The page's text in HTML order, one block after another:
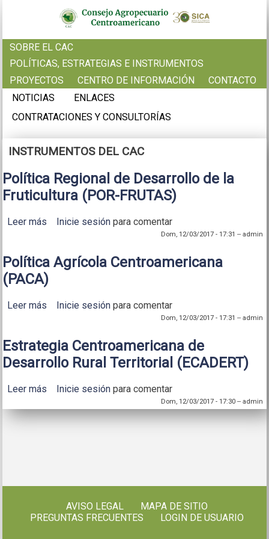
Pasar al contenido principal
SOBRE EL CAC
POLÍTICAS, ESTRATEGIAS E INSTRUMENTOS
PROYECTOS
CENTRO DE INFORMACIÓN
CONTACTO
NOTICIAS
ENLACES
CONTRATACIONES Y CONSULTORÍAS
INSTRUMENTOS DEL CAC
Política Regional de Desarrollo de la
Fruticultura (POR-FRUTAS)
Leer más sobre Política Regional de Desarrollo de la
Inicie sesión para comentar
Dom, 12/03/2017 - 17:31 -- admin
Política Agrícola Centroamericana
(PACA)
Leer más sobre Política Agrícola Centroamericana (PACA)
Inicie sesión para comentar
Dom, 12/03/2017 - 17:31 -- admin
Estrategia Centroamericana de
Desarrollo Rural Territorial (ECADERT)
Leer más sobre Estrategia Centroamericana de Desarrollo
Inicie sesión para comentar
Dom, 12/03/2017 - 17:30-- admin
AVISO LEGAL
MAPA DE SITIO
PREGUNTAS FRECUENTES
LOGIN DE USUARIO